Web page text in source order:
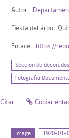
Autor:
Fiesta del árbol.
Enlace: https://
Sección de decorados
Fotografía
Citar Copiar
Image 1920-01-